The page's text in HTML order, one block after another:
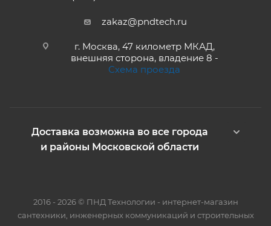
zakaz@pndtech.ru
г. Москва, 47 километр МКАД,
внешняя сторона, владение 8 -
Схема проезда
Доставка возможна во все города
и районы Московской области
2016 - 2026 © ПНД Технологии - интернет-магазин
сантехники, инженерных коммуникаций и строительных